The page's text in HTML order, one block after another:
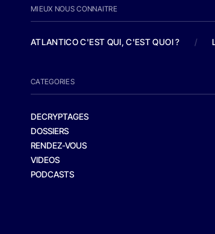
MIEUX NOUS CONNAITRE
ATLANTICO C'EST QUI, C'EST QUOI ? /
CATEGORIES
DECRYPTAGES
DOSSIERS
RENDEZ-VOUS
VIDEOS
PODCASTS